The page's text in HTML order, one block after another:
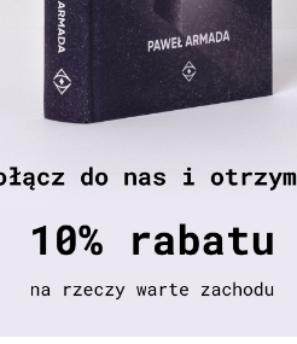
29,90 zł
OT
Oprawa twarda
Share